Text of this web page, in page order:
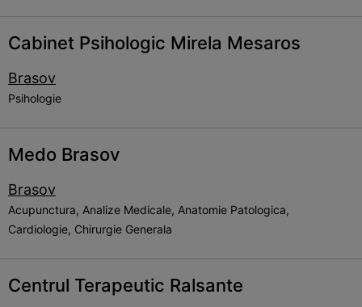
Cabinet Psihologic Mirela Mesaros
Brasov
Psihologie
Medo Brasov
Brasov
Acupunctura, Analize Medicale, Anatomie Patologica,
Cardiologie, Chirurgie Generala
Centrul Terapeutic Ralsante